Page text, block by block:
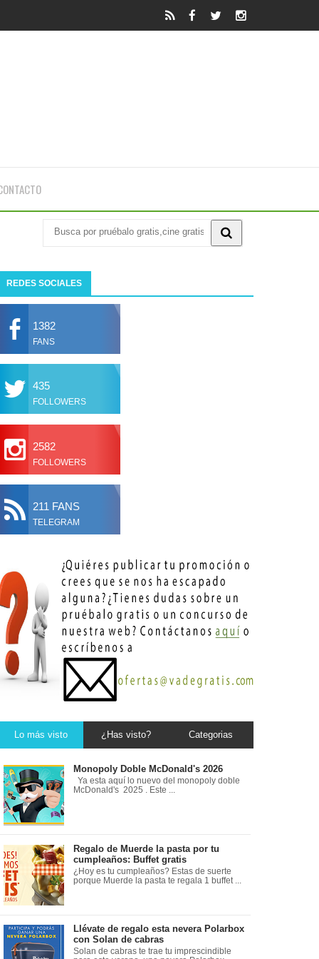
REDES SOCIALES
1382
FANS
435
FOLLOWERS
2582
FOLLOWERS
211 FANS
TELEGRAM
Lo más visto ¿Has visto? Categorias
Monopoly Doble McDonald's 2026
Ya esta aquí lo nuevo del monopoly doble
McDonald's 2025 . Este ...
Regalo de Muerde la pasta por tu
cumpleaños: Buffet gratis
¿Hoy es tu cumpleaños? Estas de suerte
porque Muerde la pasta te regala 1 buffet ...
Llévate de regalo esta nevera Polarbox
con Solan de cabras
Solan de cabras te trae tu imprescindible